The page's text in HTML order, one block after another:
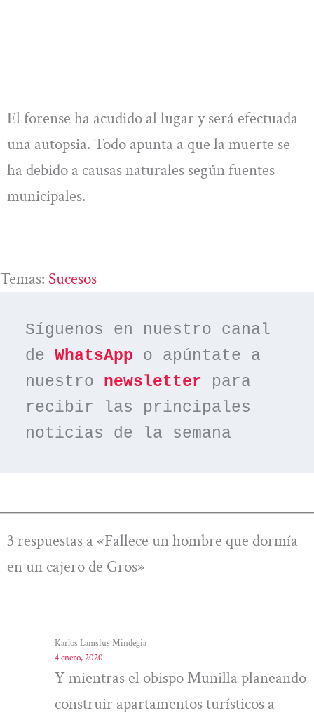
El forense ha acudido al lugar y será efectuada
una autopsia. Todo apunta a que la muerte se
ha debido a causas naturales según fuentes
municipales.
Temas: Sucesos
Síguenos en nuestro canal
de WhatsApp o apúntate a
nuestro newsletter para
recibir las principales
noticias de la semana
3 respuestas a «Fallece un hombre que dormía
en un cajero de Gros»
Karlos Lamsfus Mindegia
4 enero, 2020
Y mientras el obispo Munilla planeando
construir apartamentos turísticos a